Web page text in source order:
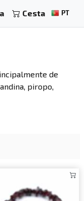
Cesta PT
de
piropo,